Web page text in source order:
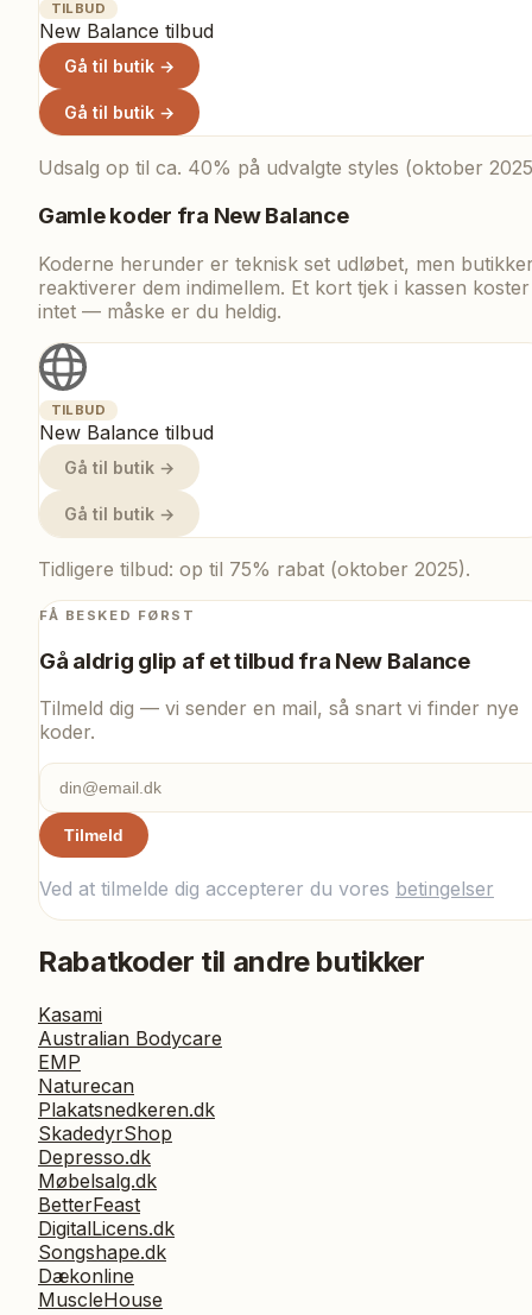
TILBUD
New Balance tilbud
Gå til butik →
Gå til butik →
Udsalg op til ca. 40% på udvalgte styles (oktober
Gamle koder fra New Balance
Koderne herunder er teknisk set udløbet, men
reaktiverer dem indimellem. Et kort tjek i kassen koster
intet — måske er du heldig.
TILBUD
New Balance tilbud
Gå til butik →
Gå til butik →
Tidligere tilbud: op til 75% rabat (oktober 2025).
FÅ BESKED FØRST
Gå aldrig glip af et tilbud fra New Balance
Tilmeld dig — vi sender en mail, så snart vi finder nye
koder.
Tilmeld
Ved at tilmelde dig accepterer du vores betingelser
Rabatkoder til andre butikker
Kasami
Australian Bodycare
EMP
Naturecan
Plakatsnedkeren.dk
SkadedyrShop
Depresso.dk
Møbelsalg.dk
BetterFeast
DigitalLicens.dk
Songshape.dk
Dækonline
MuscleHouse